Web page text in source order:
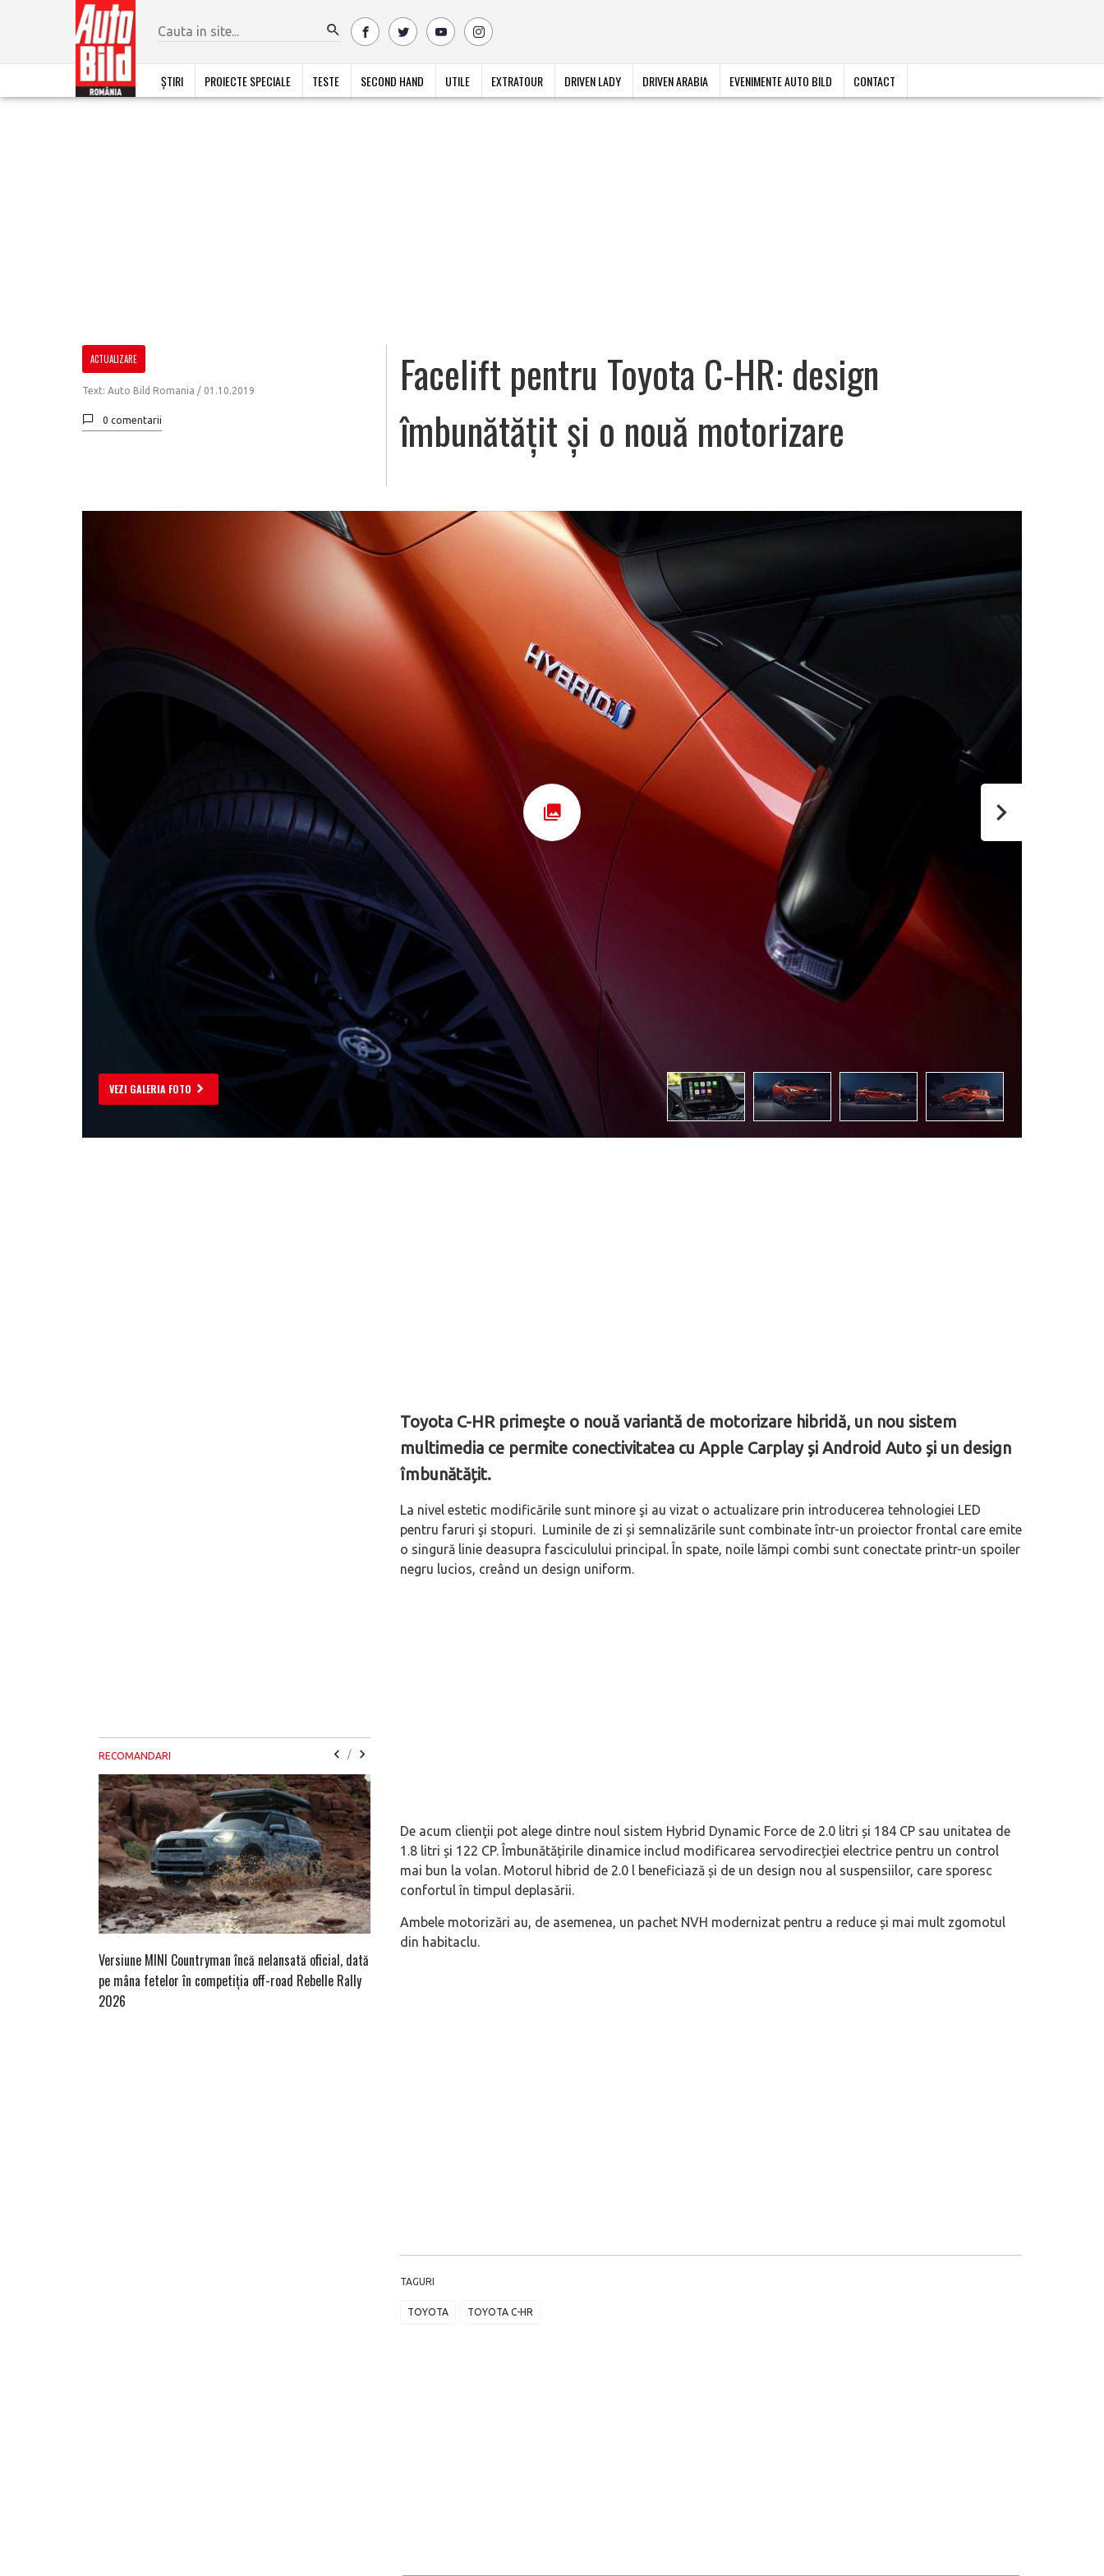
ȘTIRI PROIECTE SPECIALE TESTE SECOND HAND UTILE EXTRATOUR DRIVEN LADY DRIVEN ARABIA EVENIMENTE AUTO BILD CONTACT
ACTUALIZARE
Text: Auto Bild Romania / 01.10.2019
0 comentarii
Facelift pentru Toyota C-HR: design
îmbunătățit şi o nouă motorizare
VEZI GALERIA FOTO
Toyota C-HR primeşte o nouă variantă de motorizare hibridă, un nou sistem
multimedia ce permite conectivitatea cu Apple Carplay și Android Auto și un design
îmbunătățit.
La nivel estetic modificările sunt minore şi au vizat o actualizare prin introducerea tehnologiei LED
pentru faruri şi stopuri. Luminile de zi și semnalizările sunt combinate într-un proiector frontal care emite
o singură linie deasupra fasciculului principal. În spate, noile lămpi combi sunt conectate printr-un spoiler
negru lucios, creând un design uniform.
De acum clienţii pot alege dintre noul sistem Hybrid Dynamic Force de 2.0 litri și 184 CP sau unitatea de
1.8 litri și 122 CP. Îmbunătățirile dinamice includ modificarea servodirecției electrice pentru un control
mai bun la volan. Motorul hibrid de 2.0 l beneficiază și de un design nou al suspensiilor, care sporesc
confortul în timpul deplasării.
Ambele motorizări au, de asemenea, un pachet NVH modernizat pentru a reduce și mai mult zgomotul
din habitaclu.
TAGURI
TOYOTA TOYOTA C-HR
RECOMANDARI /
Versiune MINI Countryman încă nelansată oficial, dată
pe mâna fetelor în competiția off-road Rebelle Rally
2026